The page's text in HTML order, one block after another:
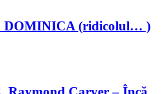
DOMINICA (ridicolul… )